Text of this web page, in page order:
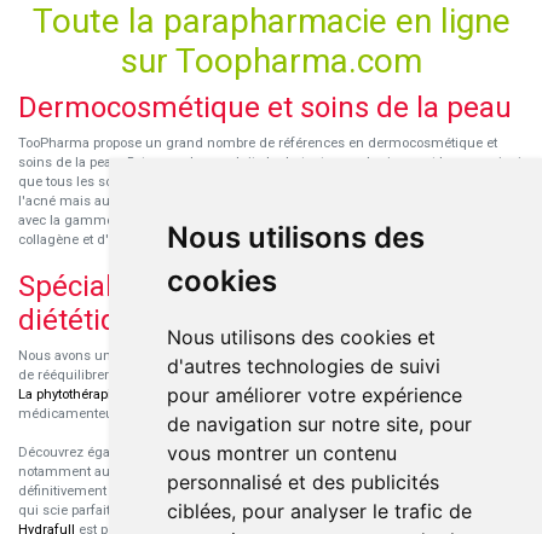
Nous utilisons des
cookies
Nous utilisons des cookies et
d'autres technologies de suivi
pour améliorer votre expérience
de navigation sur notre site, pour
vous montrer un contenu
personnalisé et des publicités
ciblées, pour analyser le trafic de
Toute la parapharmacie en ligne
sur Toopharma.com
Dermocosmétique et soins de la peau
TooPharma propose un grand nombre de références en dermocosmétique et
soins de la peau. Retrouvez les produits hydratants pour le visage et le corps ainsi
que tous les soins pour peaux sensibles ou à tendance atopique, les soins pour
l'acné mais aussi des démaquillants. Découvrez nos nouvelles références SVR
avec la gamme anti-âge pour les peaux encore jeunes
collagène et d'acide hyaluronique.
Spécialisation en micronutrition et
diététique
Nous avons un engouement particulier pour la micronutrition qui permet souvent
de rééquilibrer des carences ou d'améliorer des troubles métaboliques mineurs.
La phytothérapie
l'aromathérapiesont souvent complémentaires de traitements
médicamenteux lorsqu'ils sont bien conseillés.
Découvrez également les protéines et les produits de nutrition sportive,
notamment au sein de la gamme française
Eric Favre
. Cette gamme est
définitivement axée sur le choix qualitatif des ingrédients et sur une formulation
qui scie parfaitement aux besoins de chaque sportif. La gamme hydratation
Hydrafull est pensée pour une hydratation maximale.